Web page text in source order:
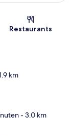
Restaurants
km
- 3.0 km